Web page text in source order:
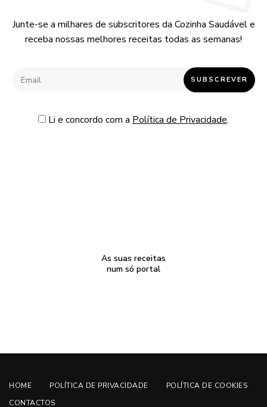
Junte-se a milhares de subscritores da Cozinha Saudável e
receba nossas melhores receitas todas as semanas!
Li e concordo com a Política de Privacidade.
As suas receitas
num só portal
HOME POLÍTICA DE PRIVACIDADE
POLÍTICA DE COOKIES
CONTACTOS